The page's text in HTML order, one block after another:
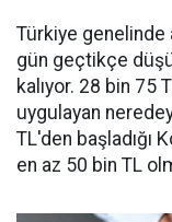
Türkiye genelinde
gün geçtikçe
kalıyor. 28 bin 75
uygulayan
TL'den başladığı
en az 50 bin TL